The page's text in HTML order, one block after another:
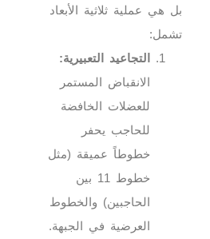
بل هي عملية ثلاثية الأبعاد
تشمل:
التجاعيد التعبيرية:
الانقباض المستمر
للعضلات الخافضة
للحاجب يحفر
خطوطاً عميقة (مثل
خطوط 11 بين
الحاجبين) والخطوط
العرضية في الجبهة.